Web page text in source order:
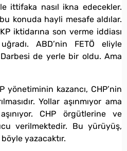
ittifaka nasıl ikna edecekler.
konuda hayli mesafe aldılar.
iktidarına son verme iddiası
ABD’nin FETÖ eliyle
Darbesi de yerle bir oldu. Ama
yönetiminin kazancı, CHP’nin
Yollar aşınmıyor ama
CHP örgütlerine ve
verilmektedir. Bu yürüyüş,
yazacaktır.